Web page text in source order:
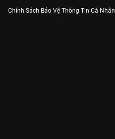
Chính Sách Bảo Vệ Thông Tin Cá Nhân